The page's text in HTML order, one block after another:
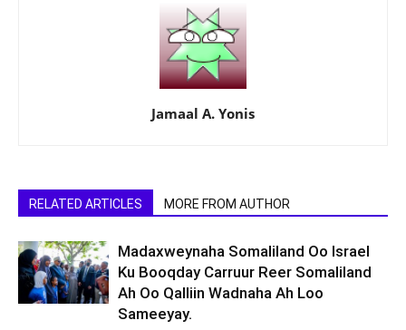
Jamaal A. Yonis
RELATED ARTICLES MORE FROM AUTHOR
Madaxweynaha Somaliland Oo Israel
Ku Booqday Carruur Reer Somaliland
Ah Oo Qalliin Wadnaha Ah Loo
Sameeyay.